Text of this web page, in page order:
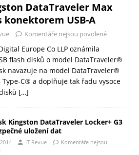
DataTraveler Max
konektorem USB-A
Komentáře nejsou povolené
Europe Co LLP oznámila
flash disků o model DataTraveler®
navazuje na model DataTraveler®
Type-C® a doplňuje tak řadu vysoce
[…]
Kingston DataTraveler Locker+ G3
uložení dat
IT Revue
Komentáře nejsou